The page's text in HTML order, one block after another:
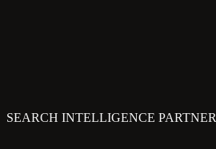
SEARCH INTELLIGENCE PARTNER